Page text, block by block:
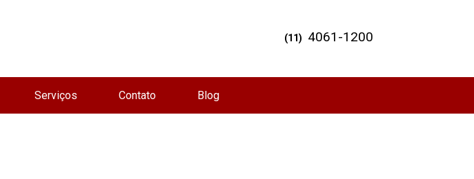
Serviços Contato Blog
(11) 4061-1200